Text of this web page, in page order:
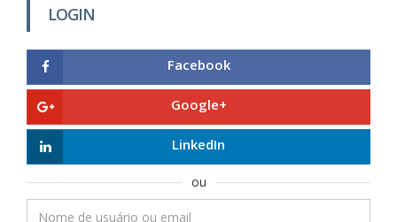
LOGIN
Facebook
Google+
LinkedIn
ou